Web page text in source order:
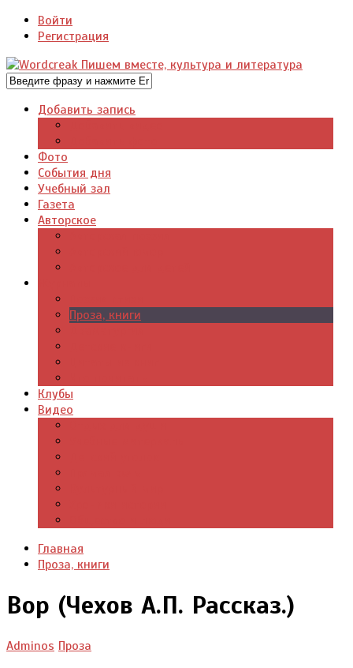
Войти
Регистрация
Добавить запись
Фото
События дня
Учебный зал
Газета
Авторское
Проза, книги
Клубы
Видео
Главная
Проза, книги
Вор (Чехов А.П. Рассказ.)
Adminos Проза